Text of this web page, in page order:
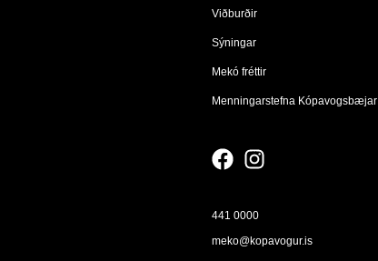
Viðburðir
Sýningar
Mekó fréttir
Menningarstefna Kópavogsbæjar
441 0000
meko@kopavogur.is